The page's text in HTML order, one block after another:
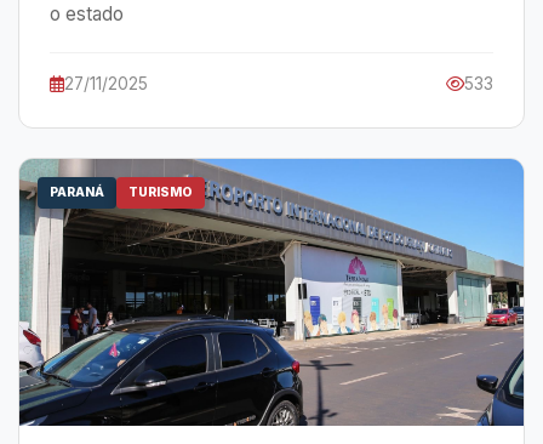
o estado
27/11/2025 533
PARANÁ TURISMO